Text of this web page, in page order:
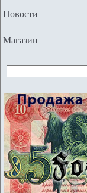
Новости
Магазин